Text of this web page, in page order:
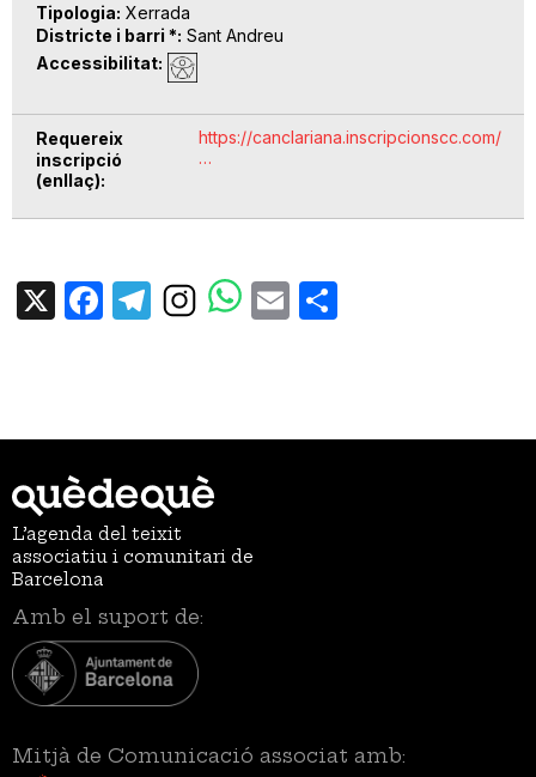
Tipologia Xerrada
Districte i barri * Sant Andreu
Accessibilitat
Requereix
inscripció
(enllaç)
https://canclariana.inscripcionscc.com/
…
X Facebook
TelegramEmail
L’agenda del teixit
associatiu i comunitari de
Barcelona
Amb el suport de:
Mitjà de Comunicació associat amb: